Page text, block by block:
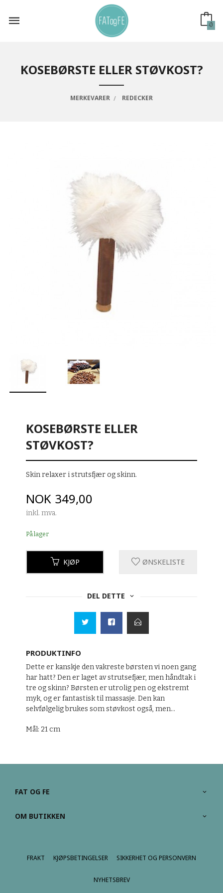
innholdet
0
KOSEBØRSTE ELLER STØVKOST?
MERKEVARER REDECKER
KOSEBØRSTE ELLER
STØVKOST?
Skin relaxer i strutsfjær og skinn.
Pris
NOK 349,00
inkl. mva.
På lager
KJØP ØNSKELISTE
DEL DETTE
PRODUKTINFO
Dette er kanskje den vakreste børsten vi noen gang
har hatt? Den er laget av strutsefjær, men håndtak i
tre og skinn? Børsten er utrolig pen og ekstremt
myk, og er fantastisk til massasje. Den kan
selvfølgelig brukes som støvkost også, men...
Mål: 21 cm
FAT OG FE
OM BUTIKKEN
FRAKT KJØPSBETINGELSER SIKKERHET OG PERSONVERN
NYHETSBREV